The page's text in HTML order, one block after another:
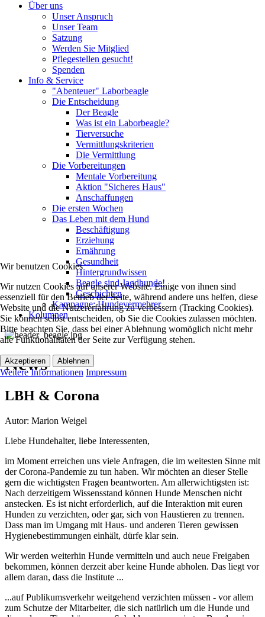
Über uns
Unser Anspruch
Unser Team
Satzung
Werden Sie Mitglied
Pflegestellen gesucht!
Spenden
Info & Service
"Abenteuer" Laborbeagle
Die Entscheidung
Der Beagle
Was ist ein Laborbeagle?
Tierversuche
Vermittlungskriterien
Die Vermittlung
Die Vorbereitungen
Mentale Vorbereitung
Aktion "Sicheres Haus"
Anschaffungen
Die ersten Wochen
Das Leben mit dem Hund
Beschäftigung
Erziehung
Ernährung
Gesundheit
Hintergrundwissen
Beagle sind Jagdhunde!
Geschichten
Kampagne: Hundevermehrer
Kolumnen
News
LBH & Corona
Autor: Marion Weigel
Liebe Hundehalter, liebe Interessenten,
im Moment erreichen uns viele Anfragen, die im weitesten Sinne mit
der Corona-Pandemie zu tun haben. Wir möchten an dieser Stelle
gern die wichtigsten Fragen beantworten. Am allerwichtigsten ist:
Nach derzeitigem Wissensstand können Hunde Menschen nicht
anstecken. Es ist nicht erforderlich, auf die Interaktion mit euren
Hunden zu verzichten, oder gar, sich von Haustieren zu trennen.
Dass man im Umgang mit Haus- und anderen Tieren gewissen
Hygienebestimmungen einhält, dürfe klar sein.
Wir werden weiterhin Hunde vermitteln und auch neue Freigaben
bekommen, können derzeit aber keine Hunde abholen. Das liegt vor
allem daran, dass die Institute ...
...auf Publikumsverkehr weitgehend verzichten müssen - vor allem
zum Schutze der Mitarbeiter, die sich natürlich um die Hunde und
Wir benutzen Cookies
Wir nutzen Cookies auf unserer Website. Einige von ihnen sind
essenziell für den Betrieb der Seite, während andere uns helfen, diese
Website und die Nutzererfahrung zu verbessern (Tracking Cookies).
Sie können selbst entscheiden, ob Sie die Cookies zulassen möchten.
Bitte beachten Sie, dass bei einer Ablehnung womöglich nicht mehr
alle Funktionalitäten der Seite zur Verfügung stehen.
Akzeptieren Ablehnen
Weitere Informationen Impressum